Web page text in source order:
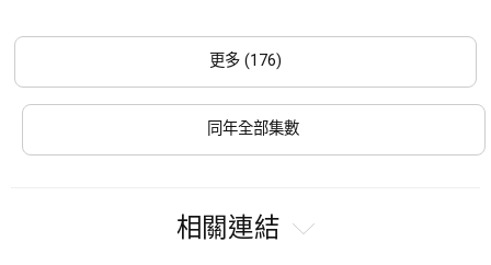
更多 (176)
同年全部集數
相關連結